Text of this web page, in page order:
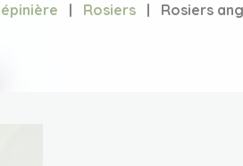
| Rosiers | Rosiers